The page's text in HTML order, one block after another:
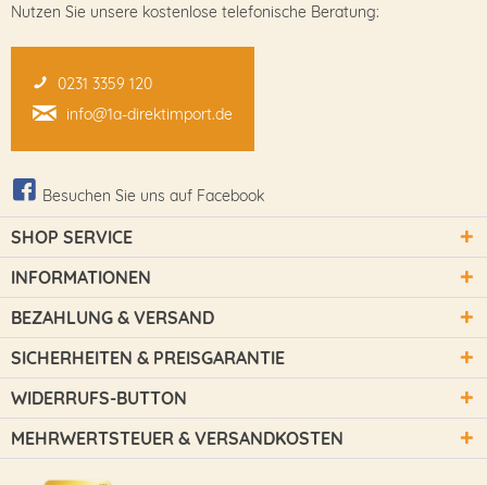
Nutzen Sie unsere kostenlose telefonische Beratung:
0231 3359 120
info@1a-direktimport.de
Besuchen Sie uns auf Facebook
SHOP SERVICE
INFORMATIONEN
BEZAHLUNG & VERSAND
SICHERHEITEN & PREISGARANTIE
WIDERRUFS-BUTTON
MEHRWERTSTEUER & VERSANDKOSTEN